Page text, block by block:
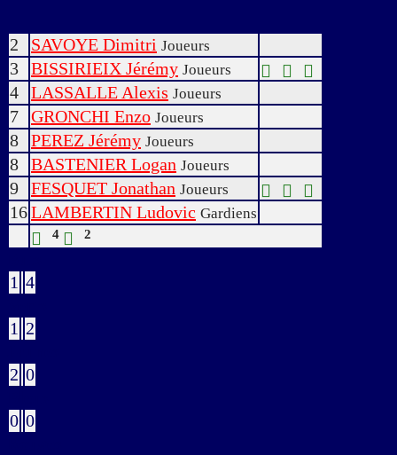
2 SAVOYE Dimitri Joueurs
3 BISSIRIEIX Jérémy Joueurs
4 LASSALLE Alexis Joueurs
7 GRONCHI Enzo Joueurs
8 PEREZ Jérémy Joueurs
8 BASTENIER Logan Joueurs
9 FESQUET Jonathan Joueurs
16LAMBERTIN Ludovic Gardiens
4 2
1 4
1 2
2 0
0 0